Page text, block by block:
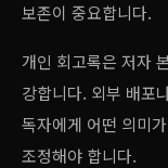
보존이 중요합니다.
개인 회고록은 저자
강합니다. 외부 배포
독자에게 어떤 의미
조정해야 합니다.